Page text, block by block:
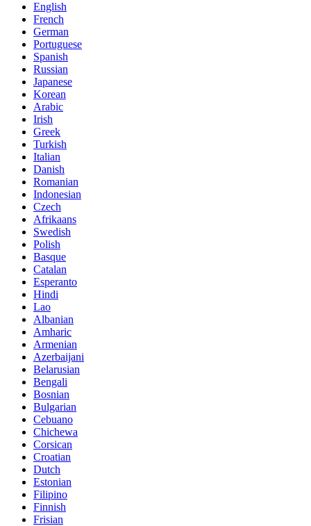
English
French
German
Portuguese
Spanish
Russian
Japanese
Korean
Arabic
Irish
Greek
Turkish
Italian
Danish
Romanian
Indonesian
Czech
Afrikaans
Swedish
Polish
Basque
Catalan
Esperanto
Hindi
Lao
Albanian
Amharic
Armenian
Azerbaijani
Belarusian
Bengali
Bosnian
Bulgarian
Cebuano
Chichewa
Corsican
Croatian
Dutch
Estonian
Filipino
Finnish
Frisian